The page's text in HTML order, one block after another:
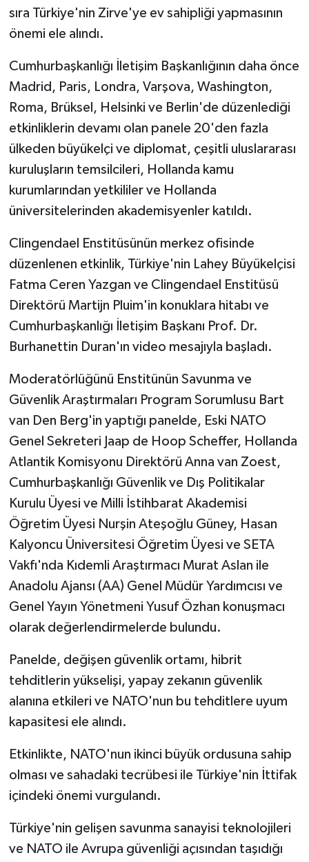
sıra Türkiye'nin Zirve'ye ev sahipliği yapmasının
önemi ele alındı.
Cumhurbaşkanlığı İletişim Başkanlığının daha önce
Madrid, Paris, Londra, Varşova, Washington,
Roma, Brüksel, Helsinki ve Berlin'de düzenlediği
etkinliklerin devamı olan panele 20'den fazla
ülkeden büyükelçi ve diplomat, çeşitli uluslararası
kuruluşların temsilcileri, Hollanda kamu
kurumlarından yetkililer ve Hollanda
üniversitelerinden akademisyenler katıldı.
Clingendael Enstitüsünün merkez ofisinde
düzenlenen etkinlik, Türkiye'nin Lahey Büyükelçisi
Fatma Ceren Yazgan ve Clingendael Enstitüsü
Direktörü Martijn Pluim'in konuklara hitabı ve
Cumhurbaşkanlığı İletişim Başkanı Prof. Dr.
Burhanettin Duran'ın video mesajıyla başladı.
Moderatörlüğünü Enstitünün Savunma ve
Güvenlik Araştırmaları Program Sorumlusu Bart
van Den Berg'in yaptığı panelde, Eski NATO
Genel Sekreteri Jaap de Hoop Scheffer, Hollanda
Atlantik Komisyonu Direktörü Anna van Zoest,
Cumhurbaşkanlığı Güvenlik ve Dış Politikalar
Kurulu Üyesi ve Milli İstihbarat Akademisi
Öğretim Üyesi Nurşin Ateşoğlu Güney, Hasan
Kalyoncu Üniversitesi Öğretim Üyesi ve SETA
Vakfı'nda Kıdemli Araştırmacı Murat Aslan ile
Anadolu Ajansı (AA) Genel Müdür Yardımcısı ve
Genel Yayın Yönetmeni Yusuf Özhan konuşmacı
olarak değerlendirmelerde bulundu.
Panelde, değişen güvenlik ortamı, hibrit
tehditlerin yükselişi, yapay zekanın güvenlik
alanına etkileri ve NATO'nun bu tehditlere uyum
kapasitesi ele alındı.
Etkinlikte, NATO'nun ikinci büyük ordusuna sahip
olması ve sahadaki tecrübesi ile Türkiye'nin İttifak
içindeki önemi vurgulandı.
Türkiye'nin gelişen savunma sanayisi teknolojileri
ve NATO ile Avrupa güvenliği açısından taşıdığı